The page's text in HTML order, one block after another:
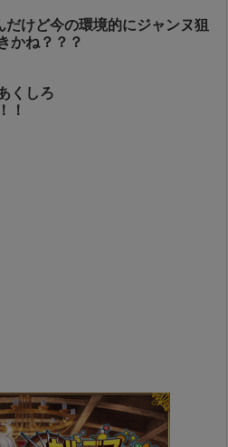
だけど今の環境的にジャンヌ狙
かね？？？
くしろ
！